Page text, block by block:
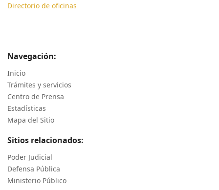
Directorio de oficinas
Navegación:
Inicio
Trámites y servicios
Centro de Prensa
Estadísticas
Mapa del Sitio
Sitios relacionados:
Poder Judicial
Defensa Pública
Ministerio Público